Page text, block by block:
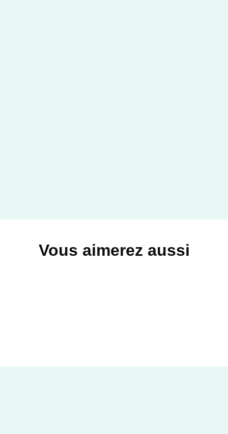
Vous aimerez aussi